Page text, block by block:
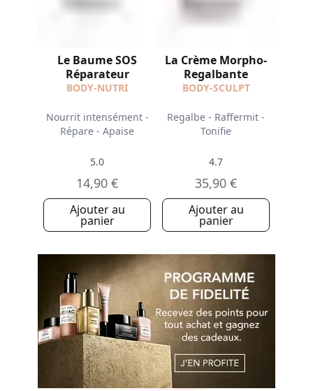
Le Baume SOS
Réparateur
BODY-NUTRI
Nourrit intensément -
Répare - Apaise
5.0
14,90 €
Ajouter au
panier
La Crème Morpho-
Regalbante
BODY-SCULPT
Regalbe - Raffermit -
Tonifie
4.7
35,90 €
Ajouter au
panier